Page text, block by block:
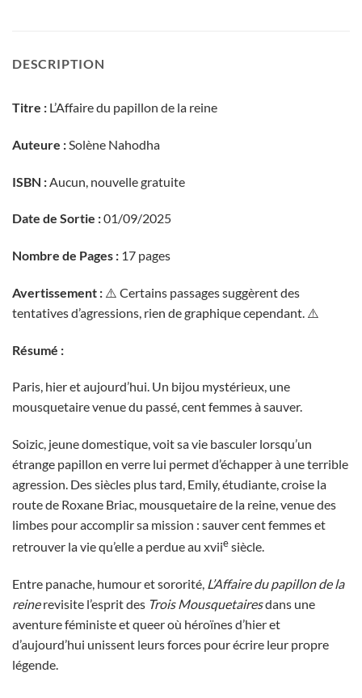
DESCRIPTION
Titre : L’Affaire du papillon de la reine
Auteure : Solène Nahodha
ISBN : Aucun, nouvelle gratuite
Date de Sortie :01/09/2025
Nombre de Pages : 17 pages
Avertissement : ⚠️ Certains passages suggèrent des
tentatives d’agressions, rien de graphique cependant. ⚠️
Résumé :
Paris, hier et aujourd’hui. Un bijou mystérieux, une
mousquetaire venue du passé, cent femmes à sauver.
Soizic, jeune domestique, voit sa vie basculer lorsqu’un
étrange papillon en verre lui permet d’échapper à une terrible
agression. Des siècles plus tard, Emily, étudiante, croise la
route de Roxane Briac, mousquetaire de la reine, venue des
limbes pour accomplir sa mission : sauver cent femmes et
retrouver la vie qu’elle a perdue au xviiesiècle.
Entre panache, humour et sororité, L’Affaire du papillon de la
reinerevisite l’esprit des Trois Mousquetairesdans une
aventure féministe et queer où héroïnes d’hier et
d’aujourd’hui unissent leurs forces pour écrire leur propre
légende.